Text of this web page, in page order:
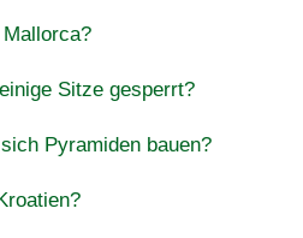
Sitze gesperrt?
Pyramiden bauen?